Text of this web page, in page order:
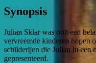
Synopsis
Julian Sklar was ooit een
vervreemde kinderen hopen
schilderijen die Julian in een
gepresenteerd.